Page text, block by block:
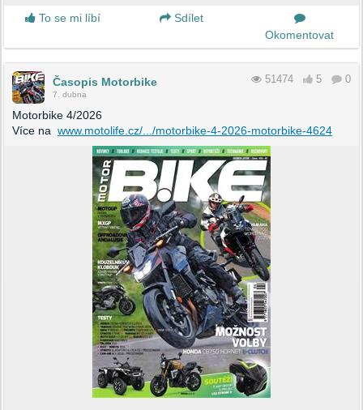
To se mi líbí
Sdílet
Okomentovat
Časopis Motorbike
7. dubna
51474 5 0
Motorbike 4/2026
Více na www.motolife.cz/.../motorbike-4-2026-motorbike-4624